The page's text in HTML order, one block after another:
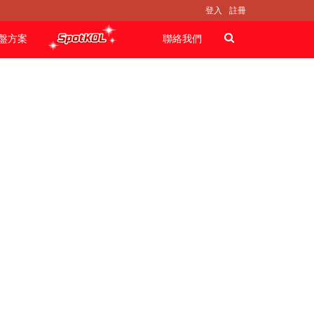
登入 註冊
方案 聯絡我們